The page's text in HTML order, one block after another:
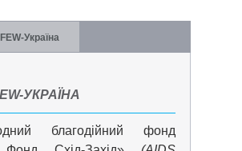
Захід"
Україна
УКРАЇНА
благодійний фонд